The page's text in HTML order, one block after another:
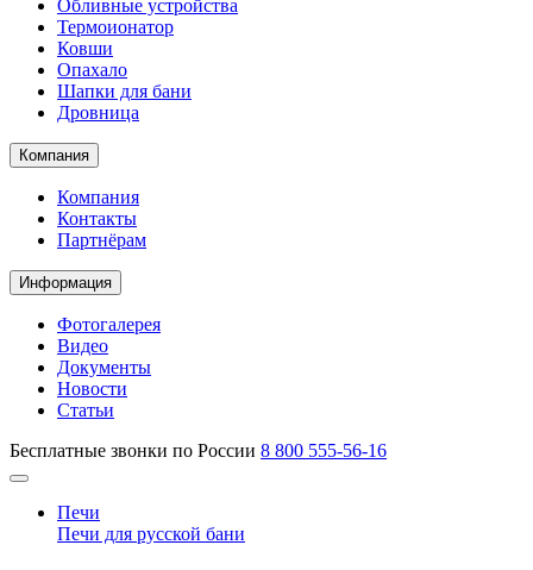
Обливные устройства
Термоионатор
Ковши
Опахало
Шапки для бани
Дровница
Компания
Компания
Контакты
Партнёрам
Информация
Фотогалерея
Видео
Документы
Новости
Статьи
Бесплатные звонки по России 8 800 555-56-16
Печи
Печи для русской бани